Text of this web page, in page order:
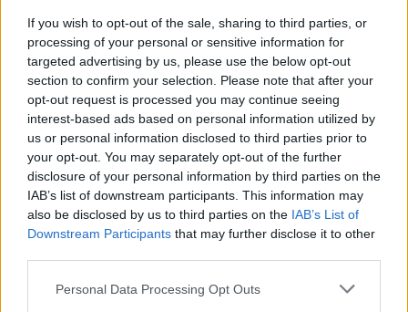
If you wish to opt-out of the sale, sharing to third parties, or
processing of your personal or sensitive information for
targeted advertising by us, please use the below opt-out
section to confirm your selection. Please note that after your
opt-out request is processed you may continue seeing
interest-based ads based on personal information utilized by
us or personal information disclosed to third parties prior to
your opt-out. You may separately opt-out of the further
disclosure of your personal information by third parties on the
IAB’s list of downstream participants. This information may
also be disclosed by us to third parties on the IAB’s List of
Downstream Participants that may further disclose it to other
Please note that this website/app uses one or more Google
Personal Data Processing Opt Outs
Toljátok, toljátok.